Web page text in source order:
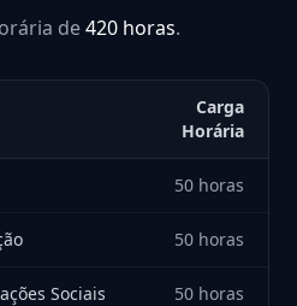
de420 horas.
Carga
Horária
50 horas
50 horas
Sociais 50 horas